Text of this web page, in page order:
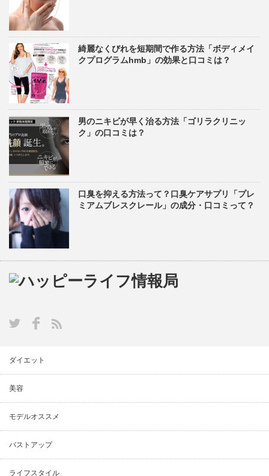
綺麗なくびれを短期間で作る方法「ボディメイ
クプログラムhmb」の効果と口コミは？
男のニキビが早く治る方法「ゴリラクリニッ
ク」の口コミは？
口臭を抑える方法って？口臭ケアサプリ「プレ
ミアムブレスクレール」の成分・口コミって？
ダイエット
美容
モデルオススメ
バストアップ
ライフスタイル